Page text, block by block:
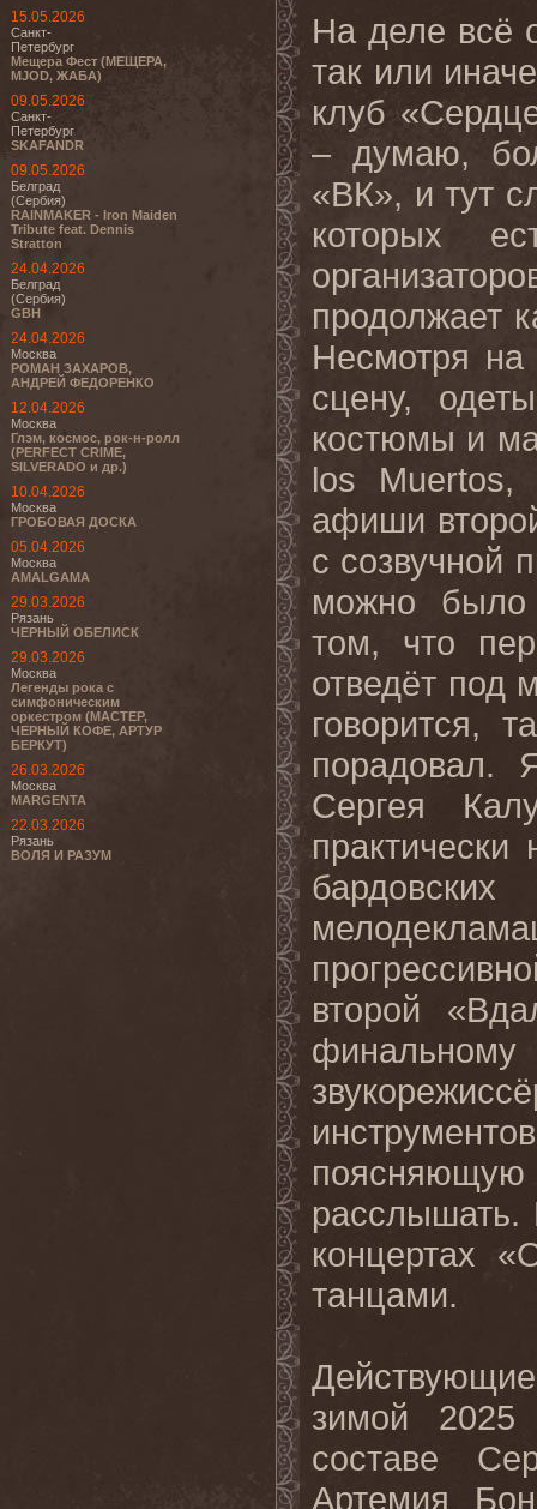
15.05.2026
Санкт-
Петербург
Мещера Фест (МЕЩЕРА,
MJOD, ЖАБА)
09.05.2026
Санкт-
Петербург
SKAFANDR
09.05.2026
Белград
(Сербия)
RAINMAKER - Iron Maiden
Tribute feat. Dennis
Stratton
24.04.2026
Белград
(Сербия)
GBH
24.04.2026
Москва
РОМАН ЗАХАРОВ,
АНДРЕЙ ФЕДОРЕНКО
12.04.2026
Москва
Глэм, космос, рок-н-ролл
(PERFECT CRIME,
SILVERADO и др.)
10.04.2026
Москва
ГРОБОВАЯ ДОСКА
05.04.2026
Москва
AMALGAMA
29.03.2026
Рязань
ЧЕРНЫЙ ОБЕЛИСК
29.03.2026
Москва
Легенды рока с
симфоническим
оркестром (МАСТЕР,
ЧЕРНЫЙ КОФЕ, АРТУР
БЕРКУТ)
26.03.2026
Москва
MARGENTA
22.03.2026
Рязань
ВОЛЯ И РАЗУМ
На деле всё
так или
клуб
– думаю,
«ВК», и тут
которых
продолжает
Несмотря
сцену,
костюмы и
los
афиши
с созвучной
можно было
том, что
отведёт под
говорится,
порадовал.
Сергея
второй
концертах
танцами.
зимой 2025
составе
Артемия